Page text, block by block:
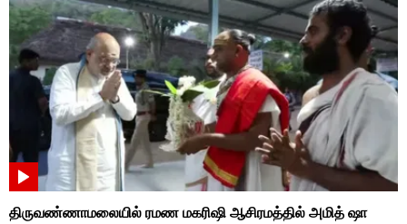
திருவண்ணாமலையில் ரமண மகரிஷி ஆசிரமத்தில் அமித் ஷா